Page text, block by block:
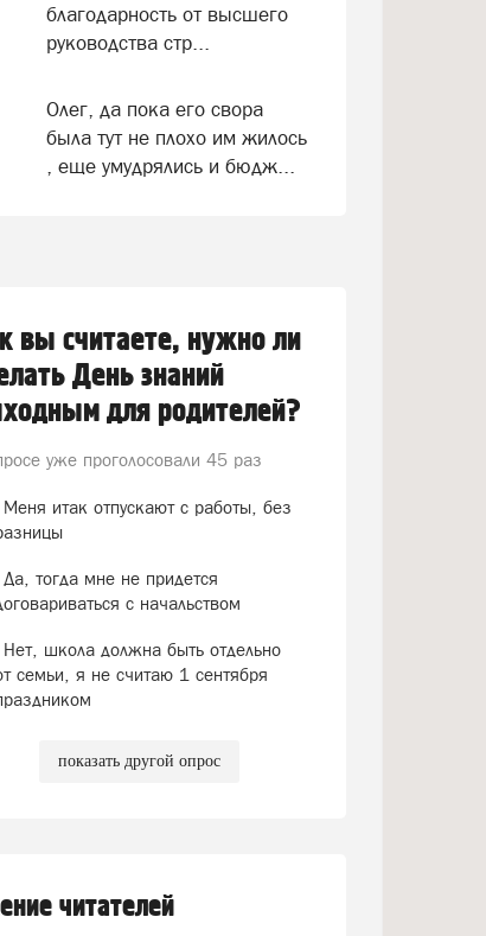
благодарность от высшего
руководства стр...
Олег, да пока его свора
была тут не плохо им жилось
, еще умудрялись и бюдж...
вы считаете, нужно ли
День знаний
для родителей?
уже проголосовали 45 раз
Меня итак отпускают с работы, без
Да, тогда мне не придется
с начальством
Нет, школа должна быть отдельно
семьи, я не считаю 1 сентября
показать другой опрос
читателей